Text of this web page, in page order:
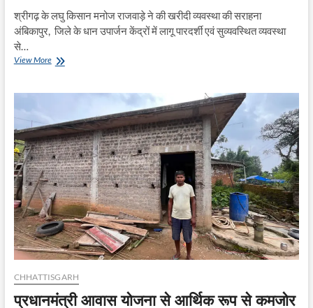
श्रीगढ़ के लघु किसान मनोज राजवाड़े ने की खरीदी व्यवस्था की सराहना
अंबिकापुर, जिले के धान उपार्जन केंद्रों में लागू पारदर्शी एवं सुव्यवस्थित व्यवस्था
से…
View Moreपारदर्शी
व्यवस्था
किसानों
को
राहत
CHHATTISGARH
प्रधानमंत्री आवास योजना से आर्थिक रूप से कमजोर